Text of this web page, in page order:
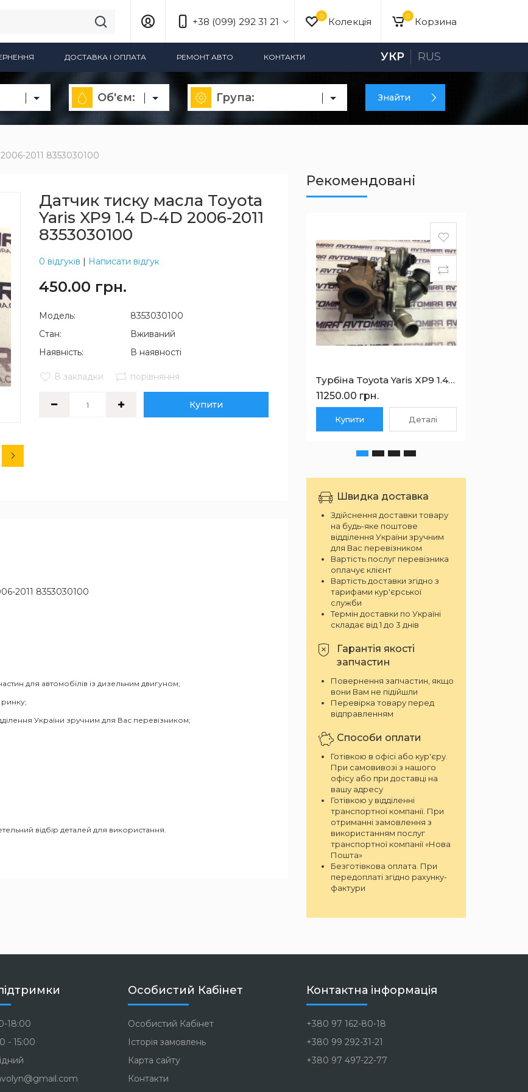
0 Корзина
+38 (099) 292 31 21 0 Колекція
ДОСТАВКА І ОПЛАТА РЕМОНТ АВТО КОНТАКТИ УКР RUS
Об'єм: Група: Знайти
2011 8353030100
Датчик тиску масла Toyota
Yaris XP9 1.4 D-4D 2006-2011
8353030100
0 відгуків | Написати відгук
450.00 грн.
Модель:
8353030100
Стан:
Вживаний
Наявність:
В наявності
В закладки порівняння
Купити
2011 8353030100
для автомобілів із дизельним двигуном;
ринку;
України зручним для Вас перевізником;
відбір деталей для використання.
Рекомендовані
Турбіна Toyota Yaris XP9 1.4 D-4D 2006-2011 172010N043
11250.00 грн.
Купити Деталі
Швидка доставка
Здійснення доставки товару
на будь-яке поштове
відділення України зручним
для Вас перевізником
Вартість послуг перевізника
оплачує клієнт
Вартість доставки згідно з
тарифами кур'єрської
служби
Термін доставки по Україні
складає від 1 до 3 днів
Гарантія якості
запчастин
Повернення запчастин, якщо
вони Вам не підійшли
Перевірка товару перед
відправленням
Способи оплати
Готівкою в офісі або кур'єру.
При самовивозі з нашого
офісу або при доставці на
вашу адресу
Готівкою у відділенні
транспортної компанії. При
отриманні замовлення з
використанням послуг
транспортної компанії «Нова
Пошта»
Безготівкова оплата. При
передоплаті згідно рахунку-
фактури
18:00
- 15:00
Особистий Кабінет
Особистий Кабінет
Історія замовлень
Карта сайту
Контакти
Контактна інформація
+380 97 162-80-18
+380 99 292-31-21
+380 97 497-22-77